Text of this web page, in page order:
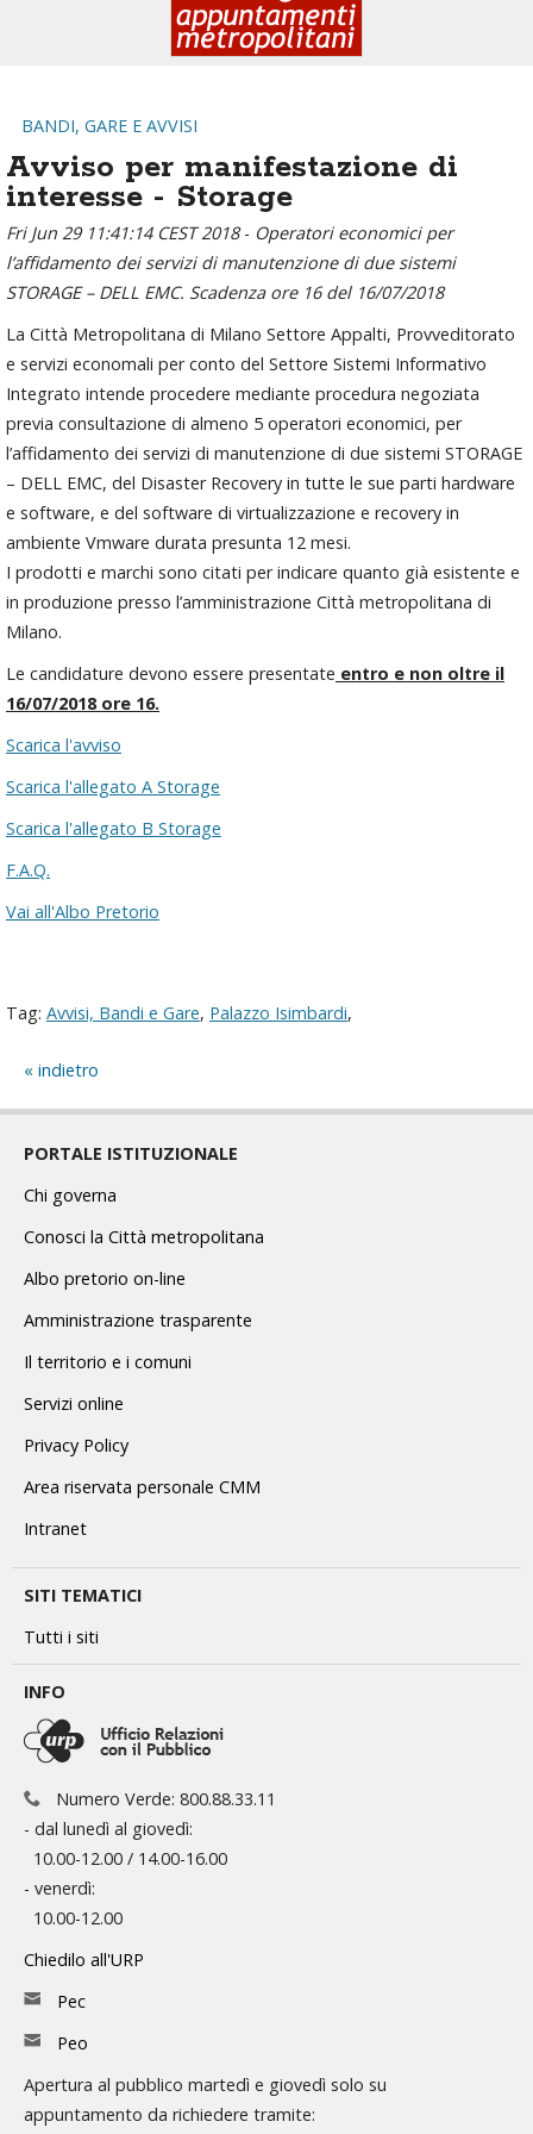
BANDI, GARE E AVVISI
Avviso per manifestazione di
interesse - Storage
Fri Jun 29 11:41:14 CEST 2018- Operatori economici per
l’affidamento dei servizi di manutenzione di due sistemi
STORAGE – DELL EMC. Scadenza ore 16 del 16/07/2018
La Città Metropolitana di Milano Settore Appalti, Provveditorato
e servizi economali per conto del Settore Sistemi Informativo
Integrato intende procedere mediante procedura negoziata
previa consultazione di almeno 5 operatori economici, per
l’affidamento dei servizi di manutenzione di due sistemi STORAGE
– DELL EMC, del Disaster Recovery in tutte le sue parti hardware
e software, e del software di virtualizzazione e recovery in
ambiente Vmware durata presunta 12 mesi.
I prodotti e marchi sono citati per indicare quanto già esistente e
in produzione presso l’amministrazione Città metropolitana di
Milano.
Le candidature devono essere presentate entro e non oltre il
16/07/2018 ore 16.
Scarica l'avviso
Scarica l'allegato A Storage
Scarica l'allegato B Storage
F.A.Q.
Vai all'Albo Pretorio
Tag: Avvisi, Bandi e Gare, Palazzo Isimbardi,
indietro
PORTALE ISTITUZIONALE
Chi governa
Conosci la Città metropolitana
Albo pretorio on-line
Amministrazione trasparente
Il territorio e i comuni
Servizi online
Privacy Policy
Area riservata personale CMM
Intranet
SITI TEMATICI
Tutti i siti
INFO
Numero Verde: 800.88.33.11
- dal lunedì al giovedì:
10.00-12.00 / 14.00-16.00
- venerdì:
10.00-12.00
Chiedilo all'URP
Pec
Peo
Apertura al pubblico martedì e giovedì solo su
appuntamento da richiedere tramite: